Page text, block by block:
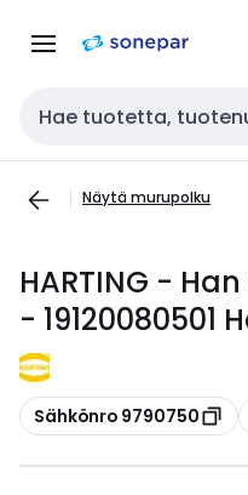
navigointiinsisältöön
Haku
Näytä murupolku
HARTING -
- 19120080501
Kopioi
Sähkönro 9790750